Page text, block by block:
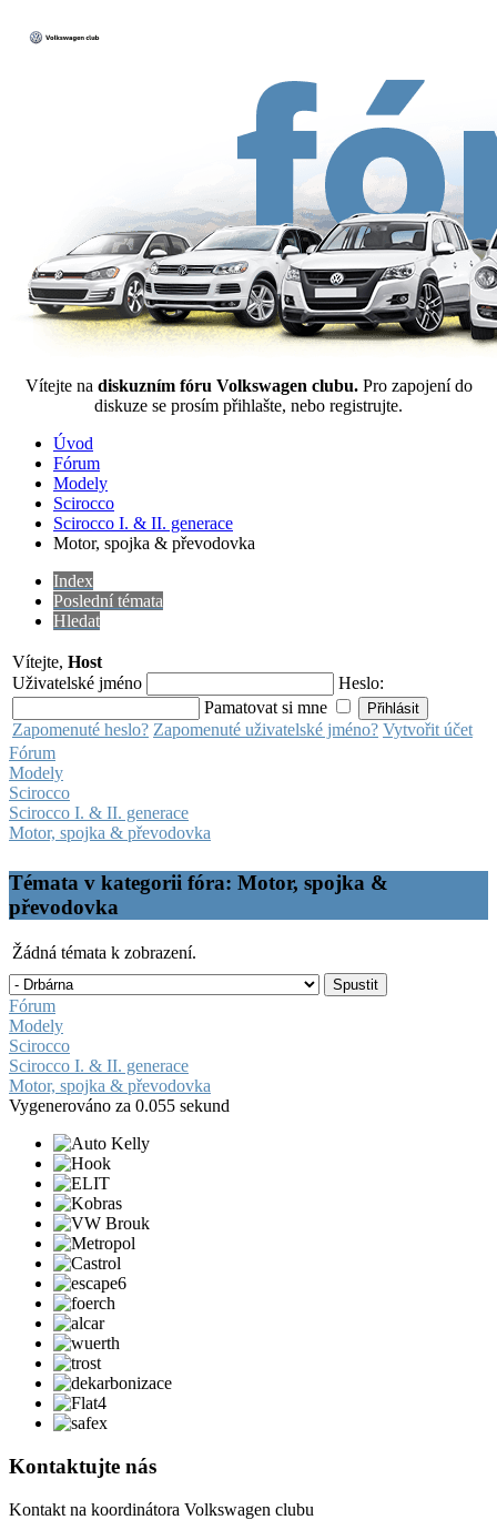
Vítejte na diskuzním fóru Volkswagen clubu. Pro zapojení do
diskuze se prosím přihlašte, nebo registrujte.
Úvod
Fórum
Modely
Scirocco
Scirocco I. & II. generace
Motor, spojka & převodovka
Index
Poslední témata
Hledat
Vítejte, Host
Uživatelské jméno
Heslo:
Pamatovat si mne
Zapomenuté heslo? Zapomenuté uživatelské jméno? Vytvořit účet
Fórum
Modely
Scirocco
Scirocco I. & II. generace
Motor, spojka & převodovka
Témata v kategorii fóra: Motor, spojka &
převodovka
Žádná témata k zobrazení.
Fórum
Modely
Scirocco
Scirocco I. & II. generace
Motor, spojka & převodovka
Vygenerováno za 0.055 sekund
Kontaktujte nás
Kontakt na koordinátora Volkswagen clubu